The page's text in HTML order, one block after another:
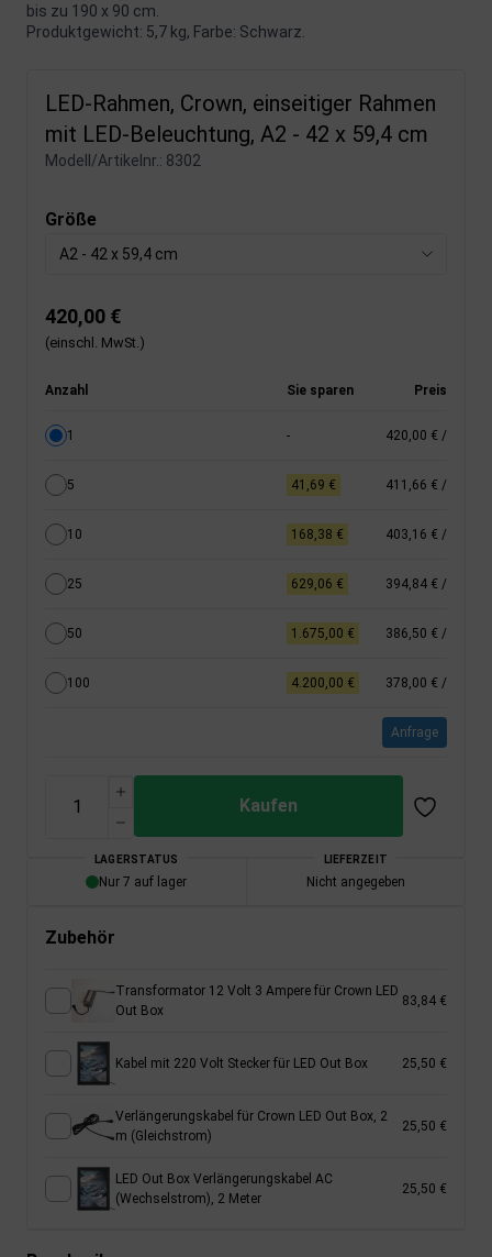
bis zu 190 x 90 cm.
Produktgewicht: 5,7 kg, Farbe: Schwarz.
LED-Rahmen, Crown, einseitiger Rahmen
mit LED-Beleuchtung, A2 - 42 x 59,4 cm
Modell/Artikelnr.: 8302
Größe
A2 - 42 x 59,4 cm
420,00 €
(einschl. MwSt.)
Anzahl Sie sparen Preis
1 - 420,00 € /
5 41,69 € 411,66 € /
10 168,38 € 403,16 € /
25 629,06 € 394,84 € /
50 1.675,00 € 386,50 € /
100 4.200,00 € 378,00 € /
Anfrage
Kaufen
LAGERSTATUS
Nur 7 auf lager
LIEFERZEIT
Nicht angegeben
Zubehör
Transformator 12 Volt 3 Ampere für Crown LED
Out Box
83,84 €
Kabel mit 220 Volt Stecker für LED Out Box 25,50 €
Verlängerungskabel für Crown LED Out Box, 2
m (Gleichstrom)
25,50 €
LED Out Box Verlängerungskabel AC
(Wechselstrom), 2 Meter
25,50 €